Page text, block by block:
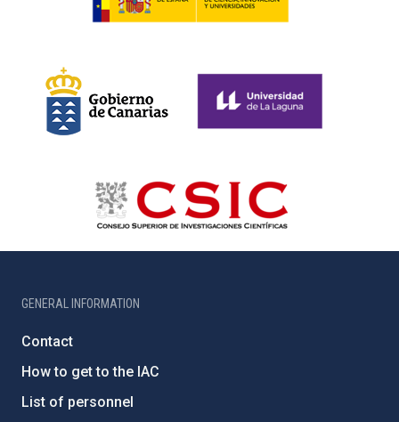
GENERAL INFORMATION
Contact
How to get to the IAC
List of personnel